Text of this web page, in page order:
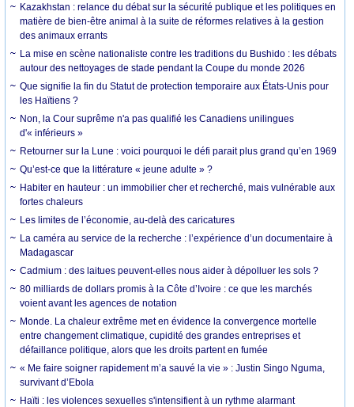
Kazakhstan : relance du débat sur la sécurité publique et les politiques en
matière de bien-être animal à la suite de réformes relatives à la gestion
des animaux errants
La mise en scène nationaliste contre les traditions du Bushido : les débats
autour des nettoyages de stade pendant la Coupe du monde 2026
Que signifie la fin du Statut de protection temporaire aux États-Unis pour
les Haïtiens ?
Non, la Cour suprême n'a pas qualifié les Canadiens unilingues
d'« inférieurs »
Retourner sur la Lune : voici pourquoi le défi parait plus grand qu’en 1969
Qu’est-ce que la littérature « jeune adulte » ?
Habiter en hauteur : un immobilier cher et recherché, mais vulnérable aux
fortes chaleurs
Les limites de l’économie, au-delà des caricatures
La caméra au service de la recherche : l’expérience d’un documentaire à
Madagascar
Cadmium : des laitues peuvent-elles nous aider à dépolluer les sols ?
80 milliards de dollars promis à la Côte d’Ivoire : ce que les marchés
voient avant les agences de notation
Monde. La chaleur extrême met en évidence la convergence mortelle
entre changement climatique, cupidité des grandes entreprises et
défaillance politique, alors que les droits partent en fumée
« Me faire soigner rapidement m’a sauvé la vie » : Justin Singo Nguma,
survivant d’Ebola
Haïti : les violences sexuelles s'intensifient à un rythme alarmant